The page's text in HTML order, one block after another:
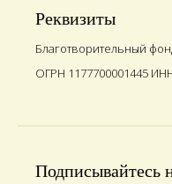
Реквизиты
Благотворительный
ОГРН 1177700001445
Подписывайтесь